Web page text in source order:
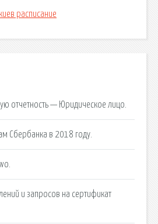
расписание
отчетность — Юридическое лицо.
Сбербанка в 2018 году.
и запросов на сертификат